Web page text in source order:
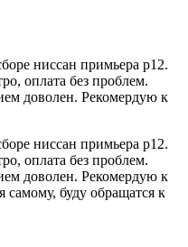
ниссан примьера р12.
оплата без проблем.
доволен. Рекомердую к
ниссан примьера р12.
оплата без проблем.
доволен. Рекомердую к
самому, буду обращатся к